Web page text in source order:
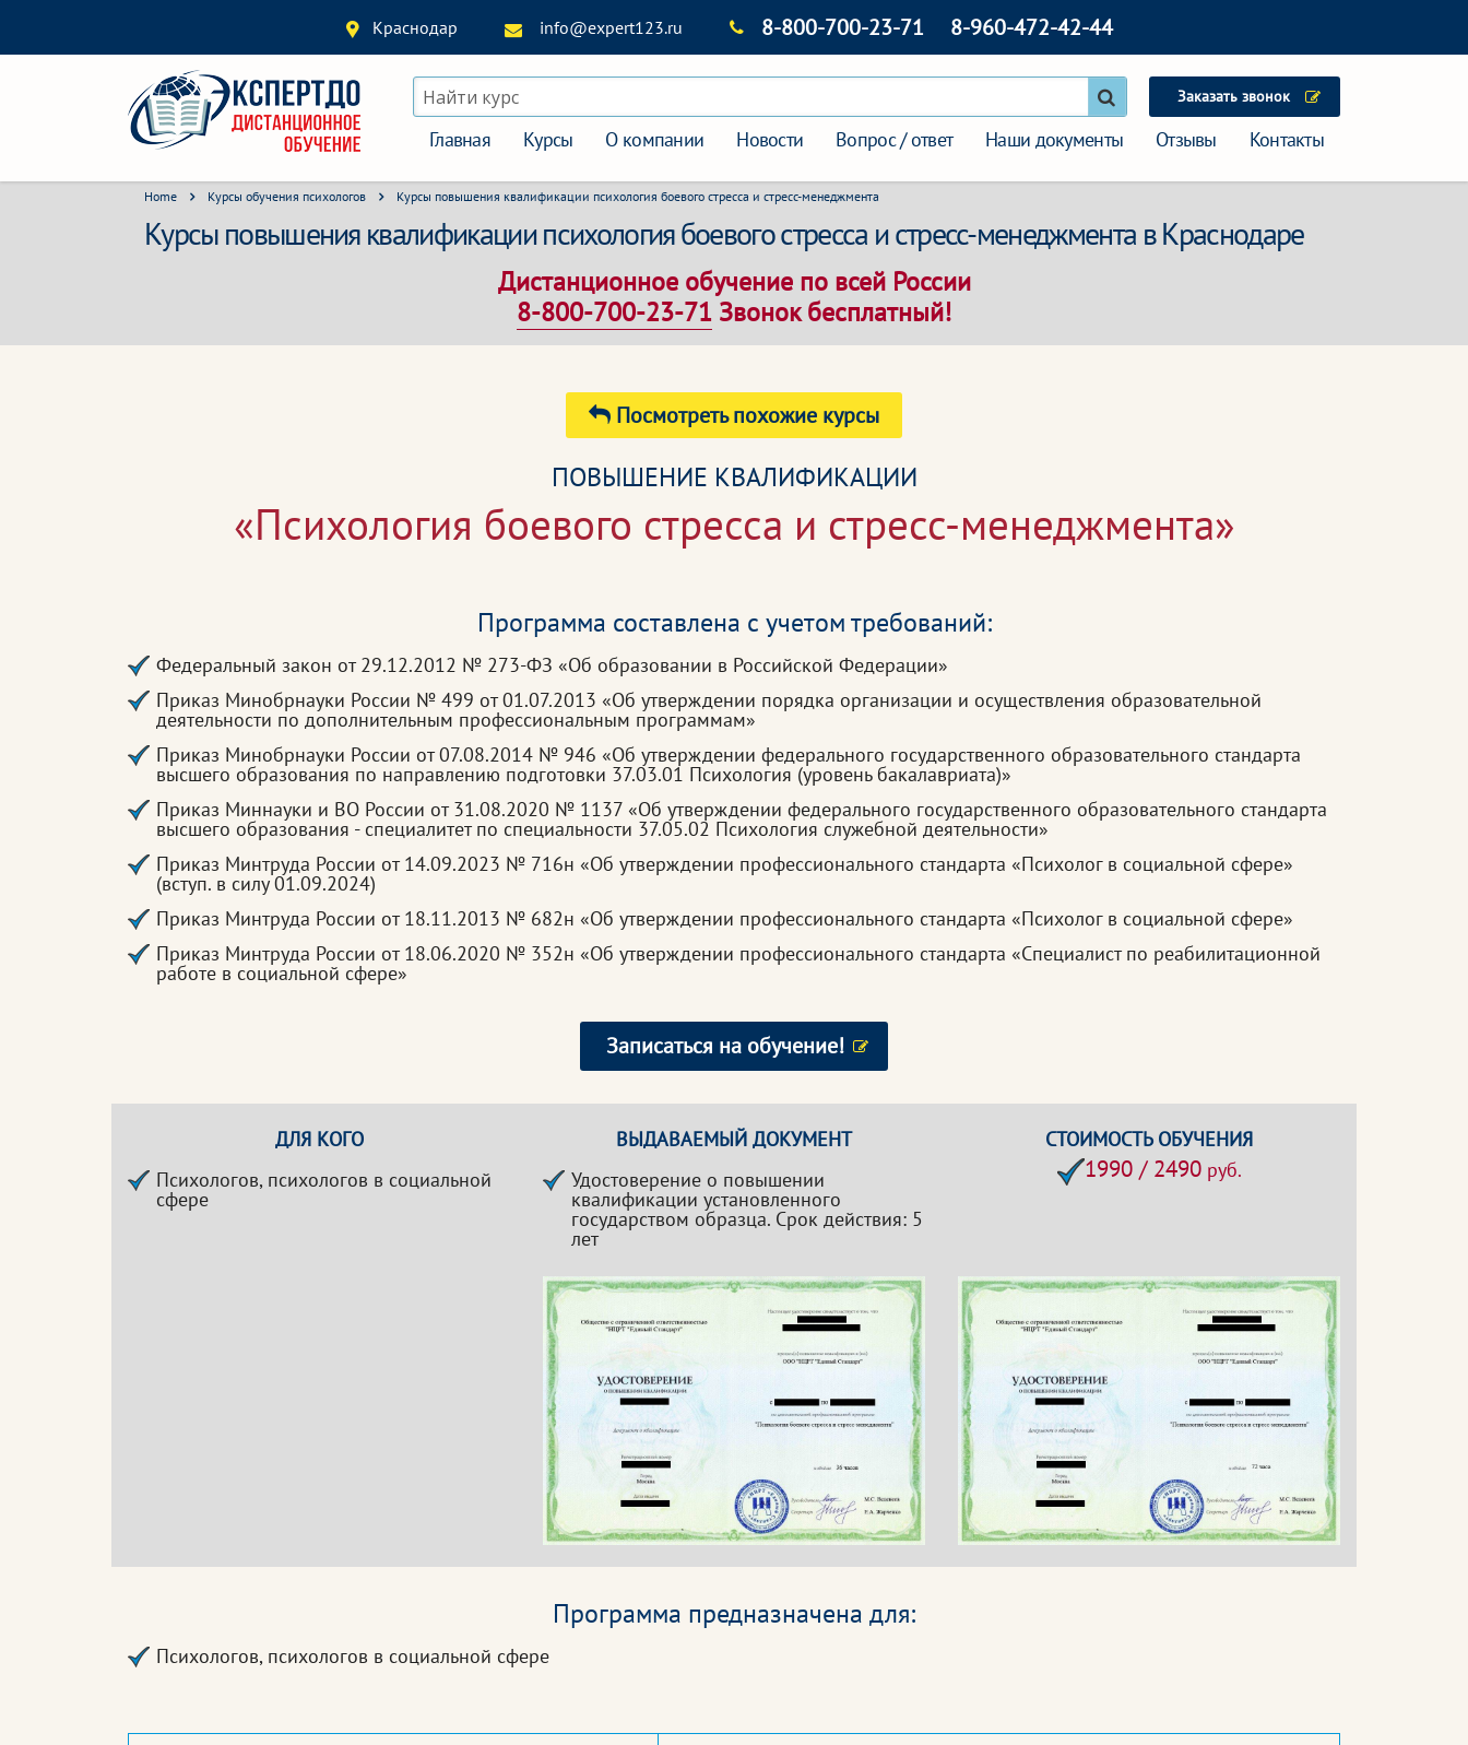
Краснодар info@expert123.ru 8-800-700-23-71 8-960-472-42-44
Найти курс Заказать звонок
Главная Курсы О компании Новости Вопрос / ответ Наши документы Отзывы Контакты
Home Курсы обучения психологов Курсы повышения квалификации психология боевого стресса и стресс-менеджмента
Курсы повышения квалификации психология боевого стресса и стресс-менеджмента в Краснодаре
Дистанционное обучение по всей России
8-800-700-23-71 Звонок бесплатный!
Посмотреть похожие курсы
ПОВЫШЕНИЕ КВАЛИФИКАЦИИ
«Психология боевого стресса и стресс-менеджмента»
Программа составлена с учетом требований:
Федеральный закон от 29.12.2012 № 273-ФЗ «Об образовании в Российской Федерации»
Приказ Минобрнауки России № 499 от 01.07.2013 «Об утверждении порядка организации и осуществления образовательной
деятельности по дополнительным профессиональным программам»
Приказ Минобрнауки России от 07.08.2014 № 946 «Об утверждении федерального государственного образовательного стандарта
высшего образования по направлению подготовки 37.03.01 Психология (уровень бакалавриата)»
Приказ Миннауки и ВО России от 31.08.2020 № 1137 «Об утверждении федерального государственного образовательного стандарта
высшего образования - специалитет по специальности 37.05.02 Психология служебной деятельности»
Приказ Минтруда России от 14.09.2023 № 716н «Об утверждении профессионального стандарта «Психолог в социальной сфере»
(вступ. в силу 01.09.2024)
Приказ Минтруда России от 18.11.2013 № 682н «Об утверждении профессионального стандарта «Психолог в социальной сфере»
Приказ Минтруда России от 18.06.2020 № 352н «Об утверждении профессионального стандарта «Специалист по реабилитационной
работе в социальной сфере»
Записаться на обучение!
ДЛЯ КОГО
Психологов, психологов в социальной
сфере
ВЫДАВАЕМЫЙ ДОКУМЕНТ
Удостоверение о повышении
квалификации установленного
государством образца. Срок действия: 5
лет
СТОИМОСТЬ ОБУЧЕНИЯ
1990 / 2490руб.
Программа предназначена для:
Психологов, психологов в социальной сфере